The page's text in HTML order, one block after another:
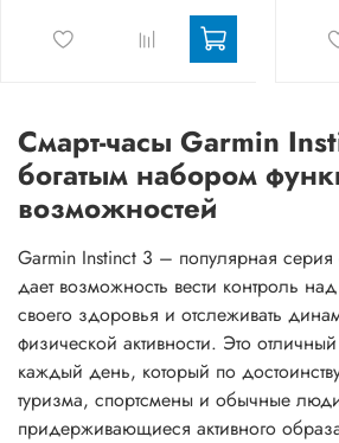
Смарт-часы Garmin
богатым набором
возможностей
Garmin Instinct 3 – популярная серия
дает возможность вести контроль
своего здоровья и отслеживать
физической активности. Это
каждый день, который по
туризма, спортсмены и обычные
придерживающиеся активного